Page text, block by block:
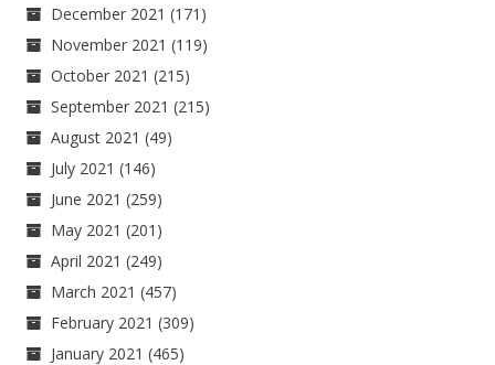
December 2021 (171)
November 2021 (119)
October 2021 (215)
September 2021 (215)
August 2021 (49)
July 2021 (146)
June 2021 (259)
May 2021 (201)
April 2021 (249)
March 2021 (457)
February 2021 (309)
January 2021 (465)